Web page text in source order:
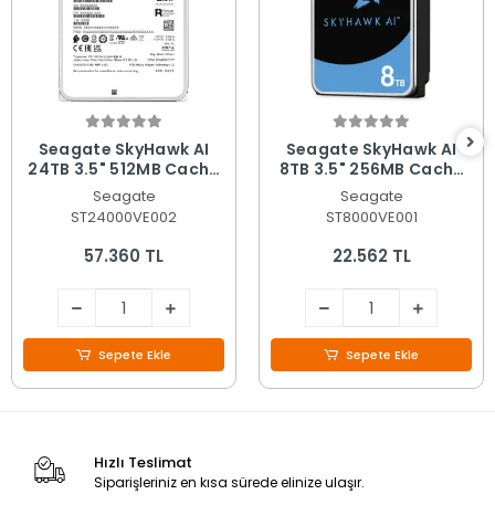
Seagate SkyHawk AI
24TB 3.5" 512MB Cache
SATA 3.0 Yapay Zeka
Güvenlik Diski
ST24000VE002
Seagate
ST24000VE002
57.360 TL
Sepete Ekle
Seagate SkyHawk AI
8TB 3.5" 256MB Cache
SATA 3.0 Yapay Zeka
Destekli Güvenlik Diski
ST8000VE001
Seagate
ST8000VE001
22.562 TL
Sepete Ekle
Hızlı Teslimat
Siparişleriniz en kısa sürede elinize ulaşır.